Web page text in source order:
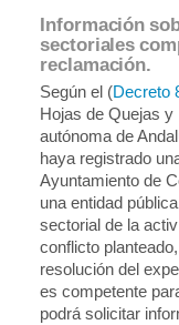
Información
sectoriales
reclamación.
Según el (Decreto
Hojas de Quejas
autónoma de
haya registrado
Ayuntamiento de
una entidad
sectorial de la
conflicto
resolución del
es competente
podrá solicitar